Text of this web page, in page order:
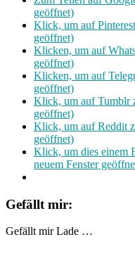
geöffnet)
Klick, um auf
geöffnet)
Klicken, um auf
geöffnet)
Klicken, um auf
geöffnet)
Klick, um auf Tumblr
geöffnet)
Klick, um auf Reddit
geöffnet)
Klick, um dies einem
neuem Fenster
Gefällt mir:
Gefällt mir Lade …